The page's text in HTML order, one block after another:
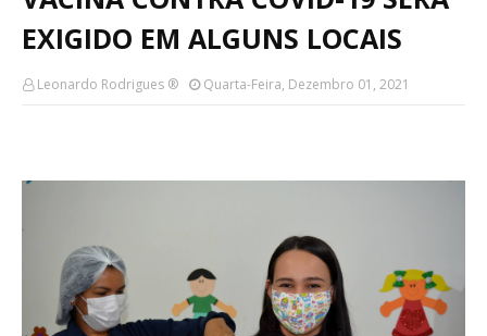
EXIGIDO EM ALGUNS LOCAIS
Leonardo Rodrigues ® Quarta-Feira, Dezembro 01, 2021